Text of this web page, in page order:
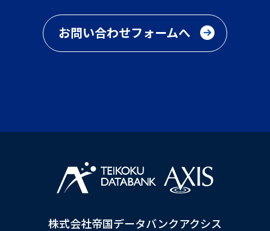
お問い合わせフォームへ
株式会社帝国データバンクアクシス